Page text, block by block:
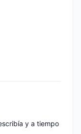
y a tiempo